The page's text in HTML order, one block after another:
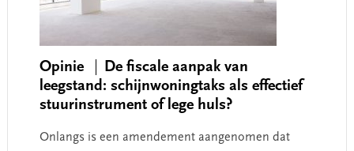
Opinie
De fiscale aanpak van
leegstand: schijnwoningtaks als effectief
stuurinstrument of lege huls?
Onlangs is een amendement aangenomen dat